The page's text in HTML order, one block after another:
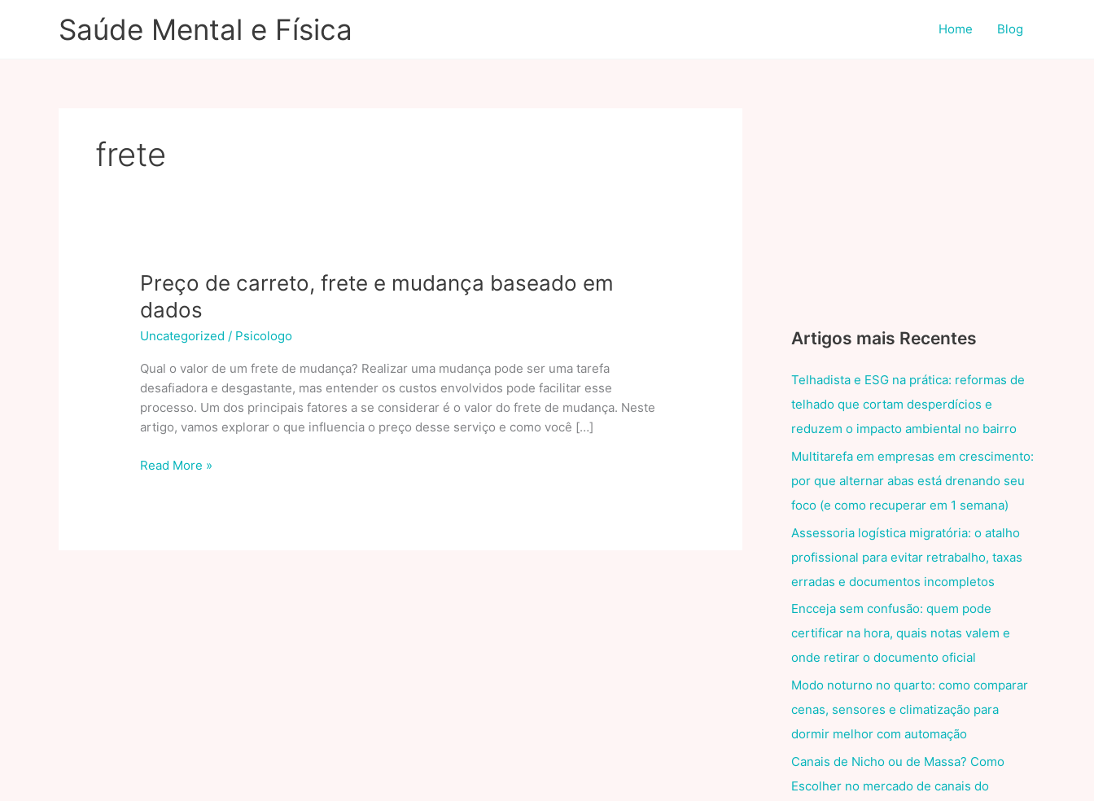
Saúde Mental e Física Home Blog
frete
Preço de carreto, frete e mudança baseado em
dados
Uncategorized / Psicologo
Qual o valor de um frete de mudança? Realizar uma mudança pode ser uma tarefa
desafiadora e desgastante, mas entender os custos envolvidos pode facilitar esse
processo. Um dos principais fatores a se considerar é o valor do frete de mudança. Neste
artigo, vamos explorar o que influencia o preço desse serviço e como você […]
Preço
Read More »
Artigos mais Recentes
Telhadista e ESG na prática: reformas de
telhado que cortam desperdícios e
reduzem o impacto ambiental no bairro
Multitarefa em empresas em crescimento:
por que alternar abas está drenando seu
foco (e como recuperar em 1 semana)
Assessoria logística migratória: o atalho
profissional para evitar retrabalho, taxas
erradas e documentos incompletos
Encceja sem confusão: quem pode
certificar na hora, quais notas valem e
onde retirar o documento oficial
Modo noturno no quarto: como comparar
cenas, sensores e climatização para
dormir melhor com automação
Canais de Nicho ou de Massa? Como
Escolher no mercado de canais do